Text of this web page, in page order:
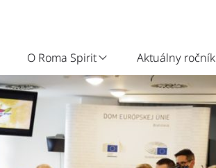
O Roma Spirit Aktuálny ročník